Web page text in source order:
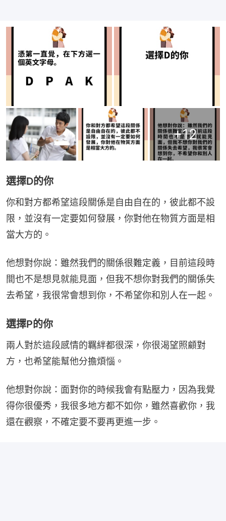
+12
選擇D的你
你和對方都希望這段關係是自由自在的，彼此都不設
限，並沒有一定要如何發展，你對他在物質方面是相
當大方的。
他想對你說：雖然我們的關係很難定義，目前這段時
間也不是想見就能見面，但我不想你對我們的關係失
去希望，我很常會想到你，不希望你和別人在一起。
選擇P的你
兩人對於這段感情的羈絆都很深，你很渴望照顧對
方，也希望能幫他分擔煩惱。
他想對你說：面對你的時候我會有點壓力，因為我覺
得你很優秀，我很多地方都不如你，雖然喜歡你，我
還在觀察，不確定要不要再更進一步。